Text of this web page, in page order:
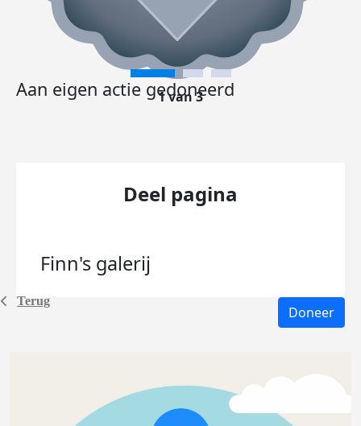
Terug
Aan eigen actie gedoneerd
1 van 3
Deel pagina
Finn's galerij
Doneer